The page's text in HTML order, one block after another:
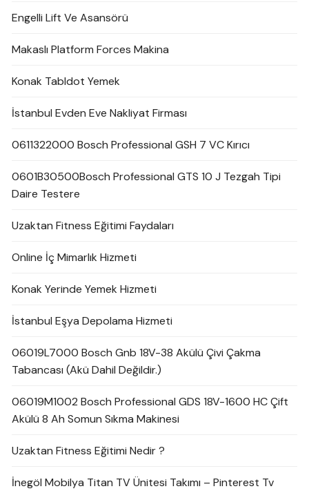
Engelli Lift Ve Asansörü
Makaslı Platform Forces Makina
Konak Tabldot Yemek
İstanbul Evden Eve Nakliyat Firması
0611322000 Bosch Professional GSH 7 VC Kırıcı
0601B30500Bosch Professional GTS 10 J Tezgah Tipi
Daire Testere
Uzaktan Fitness Eğitimi Faydaları
Online İç Mimarlık Hizmeti
Konak Yerinde Yemek Hizmeti
İstanbul Eşya Depolama Hizmeti
06019L7000 Bosch Gnb 18V-38 Akülü Çivi Çakma
Tabancası (Akü Dahil Değildir.)
06019M1002 Bosch Professional GDS 18V-1600 HC Çift
Akülü 8 Ah Somun Sıkma Makinesi
Uzaktan Fitness Eğitimi Nedir ?
İnegöl Mobilya Titan TV Ünitesi Takımı – Pinterest Tv